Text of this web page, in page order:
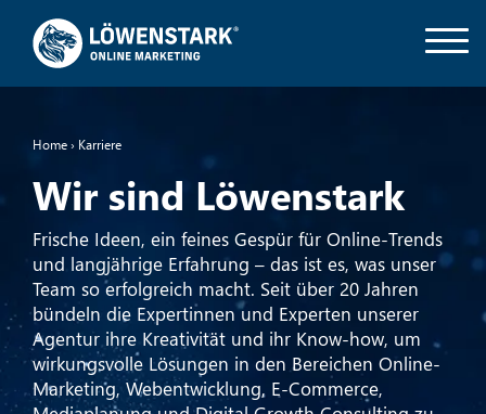
Home› Karriere
Wir sind Löwenstark
Frische Ideen, ein feines Gespür für Online-Trends
und langjährige Erfahrung – das ist es, was unser
Team so erfolgreich macht. Seit über 20 Jahren
bündeln die Expertinnen und Experten unserer
Agentur ihre Kreativität und ihr Know-how, um
wirkungsvolle Lösungen in den Bereichen Online-
Marketing, Webentwicklung, E-Commerce,